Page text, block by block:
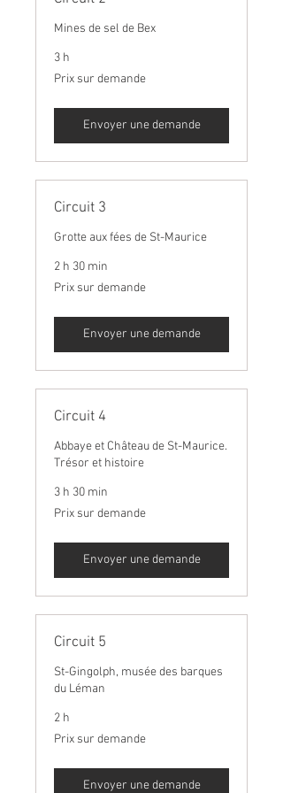
Mines de sel de Bex
3 h
Prix
sur
Prix sur demande
Envoyer une demande
Circuit 3
Grotte aux fées de St-Maurice
2 h 30 min
Prix
sur
Prix sur demande
Envoyer une demande
Circuit 4
Abbaye et Château de St-Maurice.
Trésor et histoire
3 h 30 min
Prix
sur
Prix sur demande
Envoyer une demande
Circuit 5
St-Gingolph, musée des barques
du Léman
2 h
Prix
sur
Prix sur demande
Envoyer une demande